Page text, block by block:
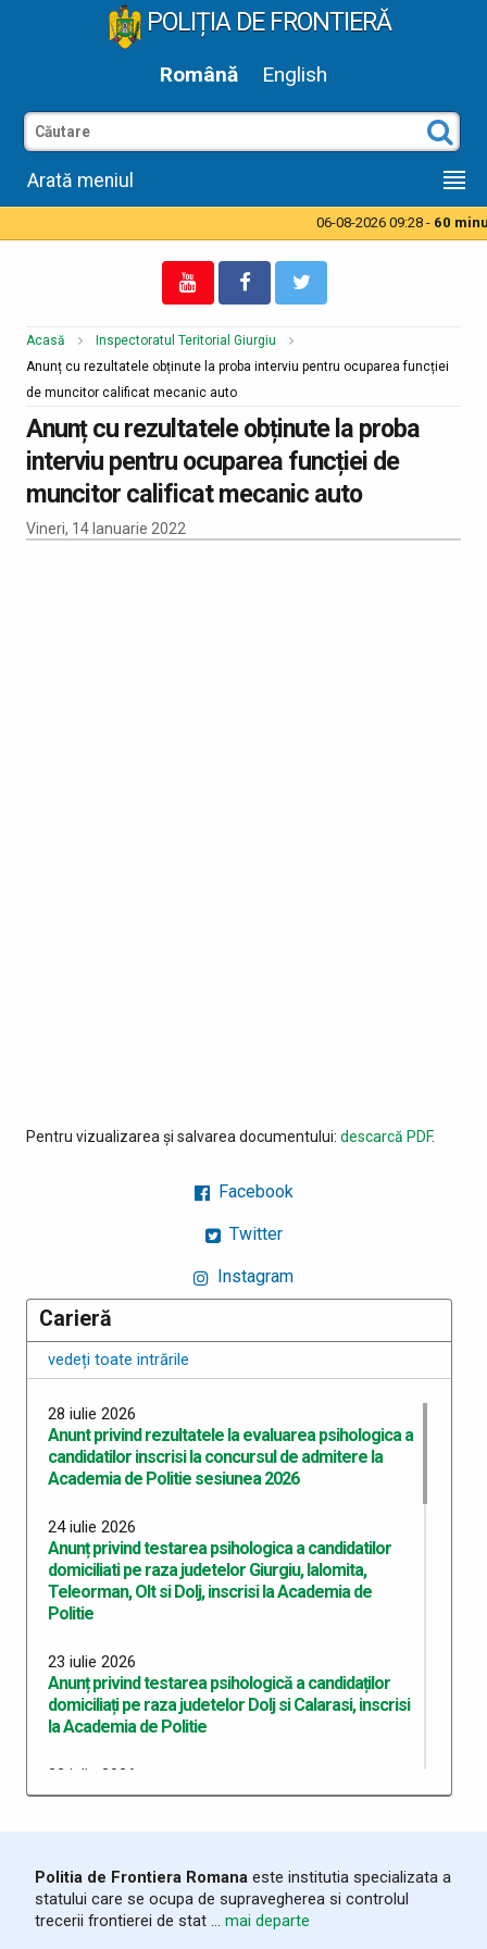
POLIȚIA DE FRONTIERĂ
Română English
Arată meniul
06-08-2026 09:28 - 60
Acasă
Inspectoratul Teritorial Giurgiu
Anunț cu rezultatele obținute la proba interviu pentru ocuparea funcției
de muncitor calificat mecanic auto
Anunț cu rezultatele obținute la proba
interviu pentru ocuparea funcției de
muncitor calificat mecanic auto
Vineri, 14 Ianuarie 2022
Pentru vizualizarea și salvarea documentului: descarcă PDF.
Facebook
Twitter
Instagram
Carieră
vedeți toate intrările
28 iulie 2026
Anunt privind rezultatele la evaluarea psihologica a
candidatilor inscrisi la concursul de admitere la
Academia de Politie sesiunea 2026
24 iulie 2026
Anunț privind testarea psihologica a candidatilor
domiciliati pe raza judetelor Giurgiu, Ialomita,
Teleorman, Olt si Dolj, inscrisi la Academia de
Politie
23 iulie 2026
Anunț privind testarea psihologică a candidaților
domiciliați pe raza judetelor Dolj si Calarasi, inscrisi
la Academia de Politie
22 iulie 2026
Anunț privind testarea psihologică a candidaților
10 iulie 2026
Anunț recrutare Master Academie 2026
Politia de Frontiera Romana este institutia specializata a
statului care se ocupa de supravegherea si controlul
trecerii frontierei de stat ... mai departe